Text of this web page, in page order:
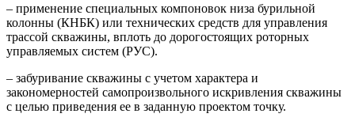
– применение специальных компоновок низа бурильной
колонны (КНБК) или технических средств для управления
трассой скважины, вплоть до дорогостоящих роторных
управляемых систем (РУС).
– забуривание скважины с учетом характера и
закономерностей самопроизвольного искривления скважины
с целью приведения ее в заданную проектом точку.